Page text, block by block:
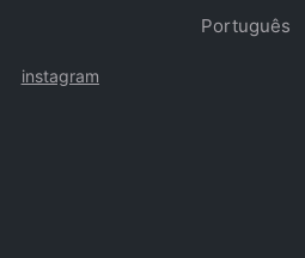
instagram
Português